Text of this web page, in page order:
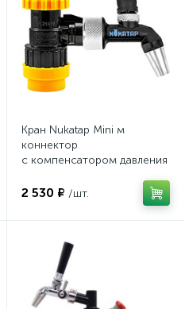
Кран Nukatap Mini м
коннектор
с компенсатором давления
2 530 ₽ /шт.